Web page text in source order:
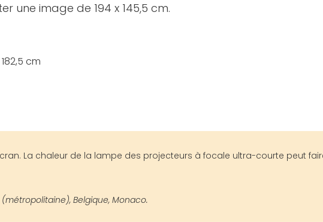
une image de 194 x 145,5 cm.
cm
La chaleur de la lampe des projecteurs à focale ultra-courte peut
Belgique, Monaco.